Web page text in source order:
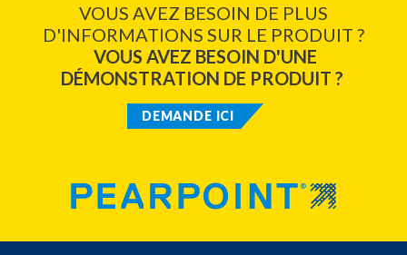
VOUS AVEZ BESOIN DE PLUS
D'INFORMATIONS SUR LE PRODUIT ?
VOUS AVEZ BESOIN D'UNE
DÉMONSTRATION DE PRODUIT ?
DEMANDE ICI